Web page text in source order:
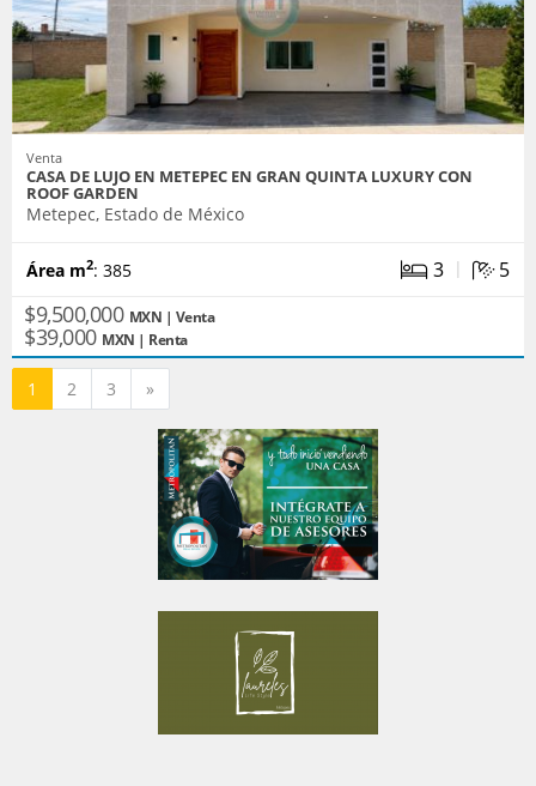
Venta
CASA DE LUJO EN METEPEC EN GRAN QUINTA LUXURY CON
ROOF GARDEN
Metepec, Estado de México
Área m2: 385 3 | 5
$9,500,000 MXN | Venta
$39,000 MXN | Renta
1 2 3 »